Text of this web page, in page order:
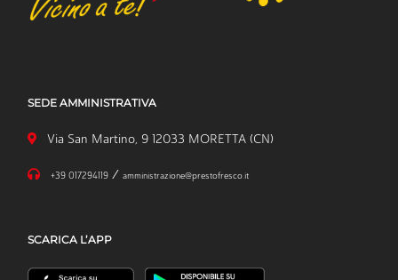
SEDE AMMINISTRATIVA
Via San Martino, 9 12033 MORETTA (CN)
+39 017294119/ amministrazione@prestofresco.it
SCARICA L’APP